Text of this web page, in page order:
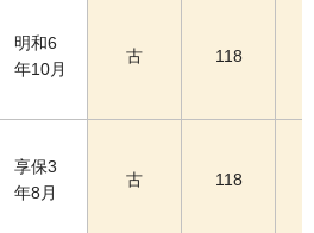
明和6
年10月
古 118
享保3
年8月
古 118